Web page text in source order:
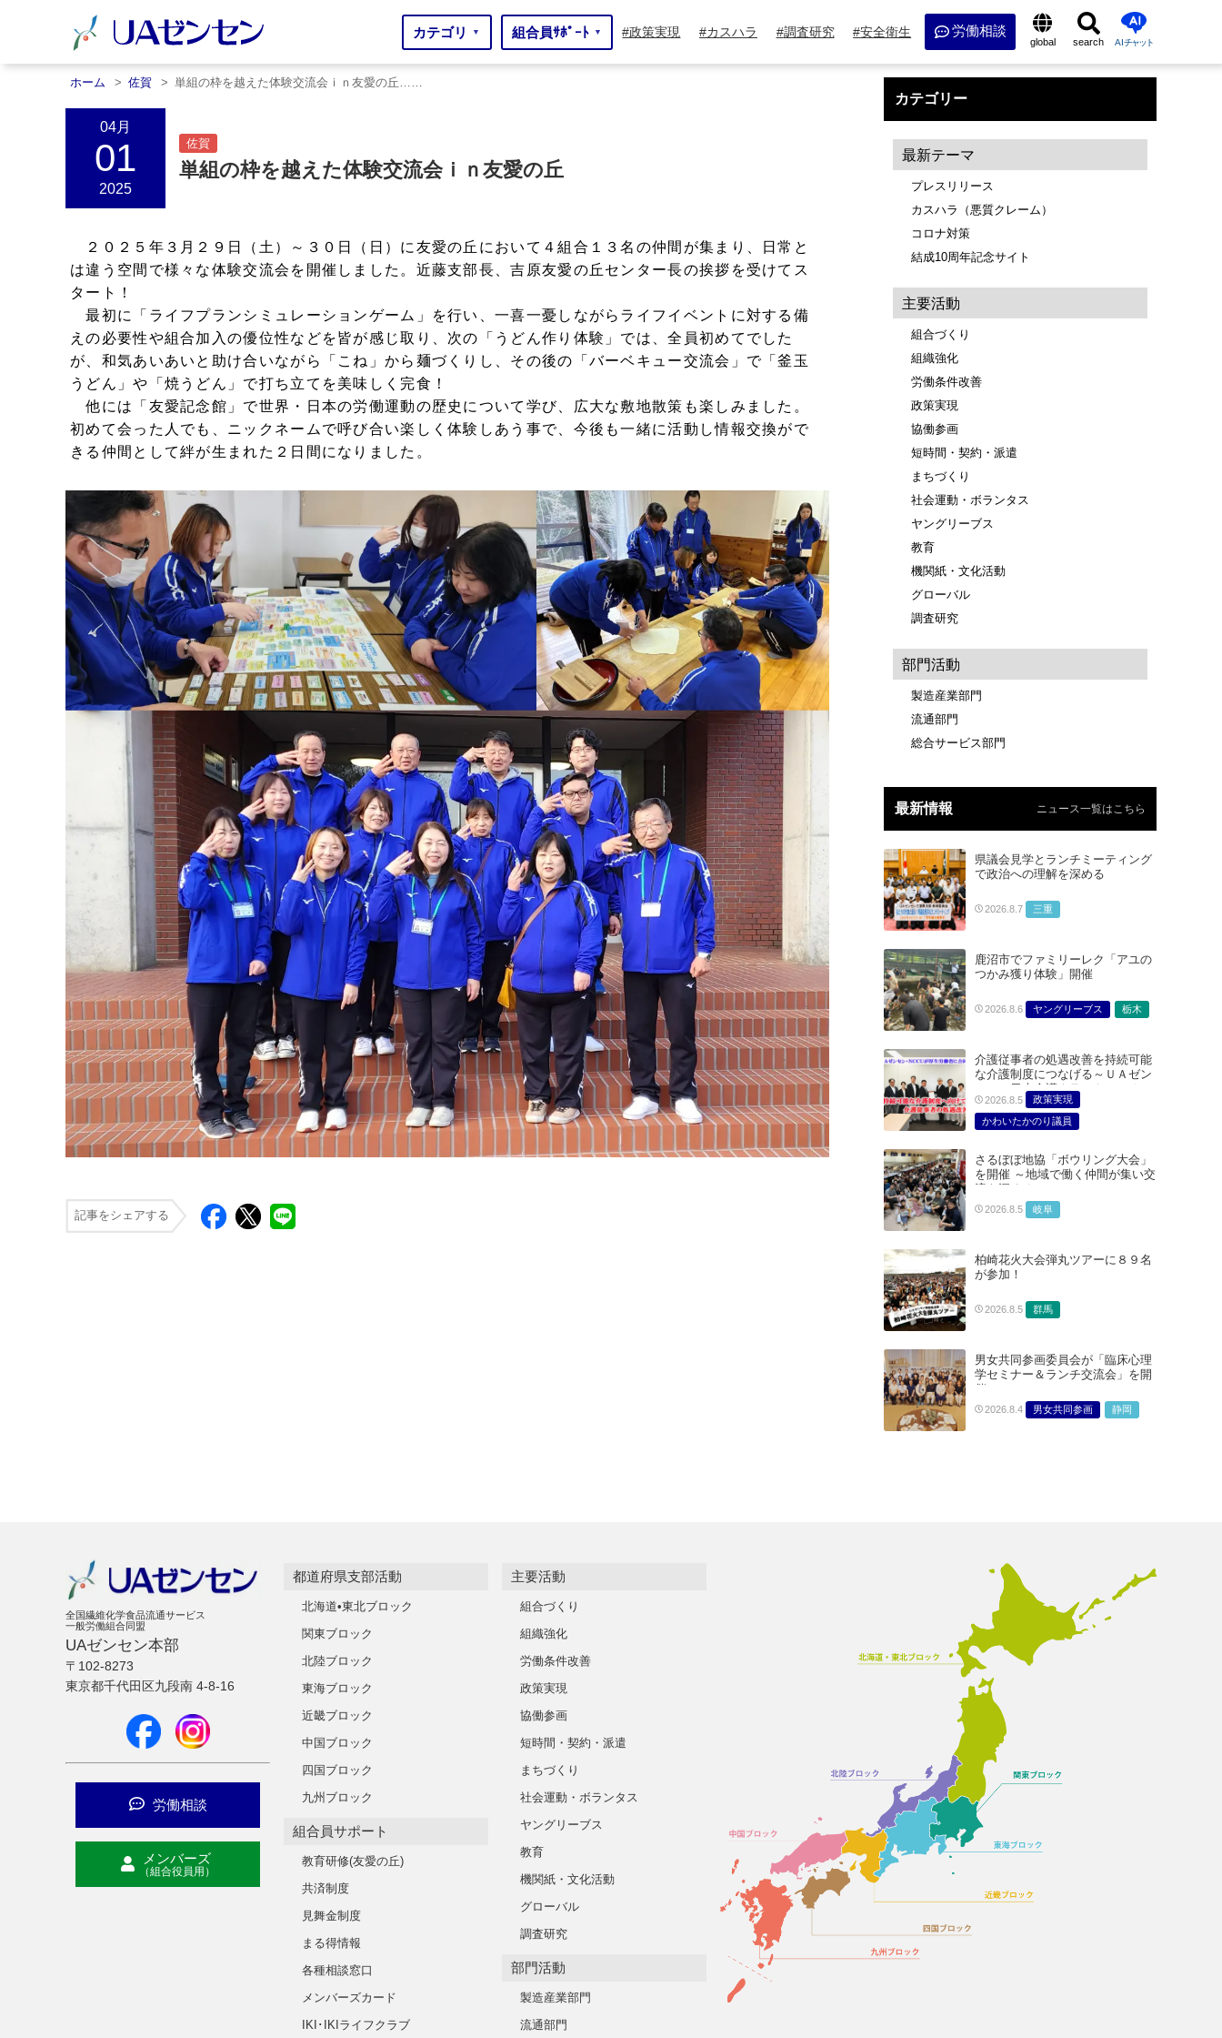
カテゴリ ▼ 組合員ｻﾎﾟｰﾄ ▼ 政策実現 カスハラ 調査研究 安全衛生 労働相談
global search AIチャット
ホーム 佐賀 単組の枠を越えた体験交流会ｉｎ友愛の丘……
04月
01
2025
佐賀
単組の枠を越えた体験交流会ｉｎ友愛の丘
２０２５年３月２９日（土）～３０日（日）に友愛の丘において４組合１３名の仲間が集まり、日常と
は違う空間で様々な体験交流会を開催しました。近藤支部長、吉原友愛の丘センター長の挨拶を受けてス
タート！
最初に「ライフプランシミュレーションゲーム」を行い、一喜一憂しながらライフイベントに対する備
えの必要性や組合加入の優位性などを皆が感じ取り、次の「うどん作り体験」では、全員初めてでした
が、和気あいあいと助け合いながら「こね」から麺づくりし、その後の「バーベキュー交流会」で「釜玉
うどん」や「焼うどん」で打ち立てを美味しく完食！
他には「友愛記念館」で世界・日本の労働運動の歴史について学び、広大な敷地散策も楽しみました。
初めて会った人でも、ニックネームで呼び合い楽しく体験しあう事で、今後も一緒に活動し情報交換がで
きる仲間として絆が生まれた２日間になりました。
記事をシェアする
カテゴリー
最新テーマ
プレスリリース
カスハラ（悪質クレーム）
コロナ対策
結成10周年記念サイト
主要活動
組合づくり
組織強化
労働条件改善
政策実現
協働参画
短時間・契約・派遣
まちづくり
社会運動・ボランタス
ヤングリーブス
教育
機関紙・文化活動
グローバル
調査研究
部門活動
製造産業部門
流通部門
総合サービス部門
最新情報 ニュース一覧はこちら
県議会見学とランチミーティング
で政治への理解を深める
2026.8.7 三重
鹿沼市でファミリーレク「アユの
つかみ獲り体験」開催
2026.8.6 ヤングリーブス 栃木
介護従事者の処遇改善を持続可能
な介護制度につなげる～ＵＡゼン
セン・日本介護クラフトユニオン
合同で厚生労働省に対する要請を
実施～
2026.8.5
政策実現
かわいたかのり議員
どうごみまきこ議員
総合サービス部門
医療・介護・福祉部会
さるぼぼ地協「ボウリング大会」
を開催 ～地域で働く仲間が集い交
流を深める～
2026.8.5 岐阜
柏崎花火大会弾丸ツアーに８９名
が参加！
2026.8.5 群馬
男女共同参画委員会が「臨床心理
学セミナー＆ランチ交流会」を開
催
2026.8.4 男女共同参画 静岡
全国繊維化学食品流通サービス
一般労働組合同盟
UAゼンセン本部
〒102-8273
東京都千代田区九段南 4-8-16
労働相談
メンバーズ
（組合役員用）
都道府県支部活動
北海道•東北ブロック
関東ブロック
北陸ブロック
東海ブロック
近畿ブロック
中国ブロック
四国ブロック
九州ブロック
組合員サポート
教育研修(友愛の丘)
共済制度
見舞金制度
まる得情報
各種相談窓口
メンバーズカード
IKI･IKIライフクラブ
主要活動
組合づくり
組織強化
労働条件改善
政策実現
協働参画
短時間・契約・派遣
まちづくり
社会運動・ボランタス
ヤングリーブス
教育
機関紙・文化活動
グローバル
調査研究
部門活動
製造産業部門
流通部門